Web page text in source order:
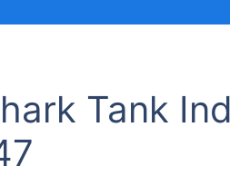
Tank